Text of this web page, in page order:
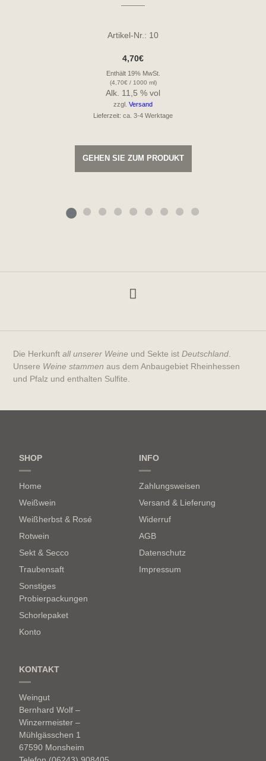
Artikel-Nr.: 10
4,70€
Enthält 19% MwSt.
(4,70€/ 1000 ml)
Alk. 11,5 % vol
zzgl.Versand
Lieferzeit: ca. 3-4 Werktage
GEHEN SIE ZUM PRODUKT
Die Herkunftall unserer Weine und Sekte istDeutschland
Unsere Weine stammen aus dem Anbaugebiet Rheinhessen
und Pfalz und enthalten Sulfite.
SHOP
Home
Weißwein
Weißherbst & Rosé
Rotwein
Sekt & Secco
Traubensaft
Sonstiges
Probierpackungen
Schorlepaket
Konto
INFO
Zahlungsweisen
Versand & Lieferung
Widerruf
AGB
Datenschutz
Impressum
KONTAKT
Weingut
Bernhard Wolf –
Winzermeister –
Mühlgässchen 1
67590 Monsheim